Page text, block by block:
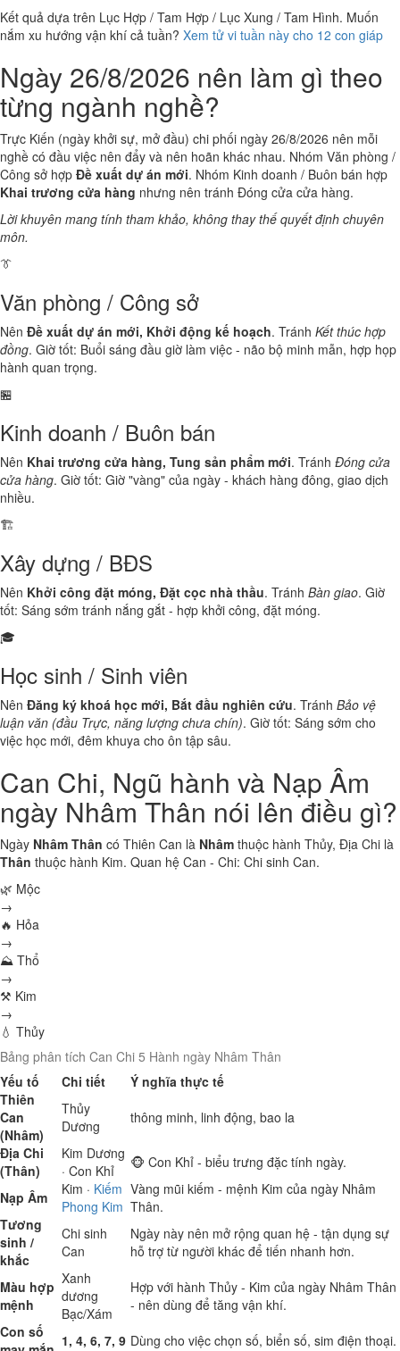
Kết quả dựa trên Lục Hợp / Tam Hợp / Lục Xung / Tam Hình. Muốn
nắm xu hướng vận khí cả tuần? Xem tử vi tuần này cho 12 con giáp
Ngày 26/8/2026 nên làm gì theo
từng ngành nghề?
Trực Kiến (ngày khởi sự, mở đầu) chi phối ngày 26/8/2026 nên mỗi
nghề có đầu việc nên đẩy và nên hoãn khác nhau. Nhóm Văn phòng /
Công sở hợp Đề xuất dự án mới. Nhóm Kinh doanh / Buôn bán hợp
Khai trương cửa hàng nhưng nên tránh Đóng cửa cửa hàng.
Lời khuyên mang tính tham khảo, không thay thế quyết định chuyên
môn.
👔
Văn phòng / Công sở
Nên Đề xuất dự án mới, Khởi động kế hoạch. Tránh Kết thúc hợp
đồng. Giờ tốt: Buổi sáng đầu giờ làm việc - não bộ minh mẫn, hợp họp
hành quan trọng.
🏪
Kinh doanh / Buôn bán
Nên Khai trương cửa hàng, Tung sản phẩm mới. Tránh Đóng cửa
cửa hàng. Giờ tốt: Giờ "vàng" của ngày - khách hàng đông, giao dịch
nhiều.
🏗️
Xây dựng / BĐS
Nên Khởi công đặt móng, Đặt cọc nhà thầu. Tránh Bàn giao. Giờ
tốt: Sáng sớm tránh nắng gắt - hợp khởi công, đặt móng.
🎓
Học sinh / Sinh viên
Nên Đăng ký khoá học mới, Bắt đầu nghiên cứu. Tránh Bảo vệ
luận văn (đầu Trực, năng lượng chưa chín). Giờ tốt: Sáng sớm cho
việc học mới, đêm khuya cho ôn tập sâu.
Can Chi, Ngũ hành và Nạp Âm
ngày Nhâm Thân nói lên điều gì?
Ngày Nhâm Thân có Thiên Can là Nhâm thuộc hành Thủy, Địa Chi là
Thân thuộc hành Kim. Quan hệ Can - Chi: Chi sinh Can.
🌿 Mộc
→
🔥 Hỏa
→
⛰ Thổ
→
⚒ Kim
→
💧 Thủy
Bảng phân tích Can Chi 5 Hành ngày Nhâm Thân
Yếu tố
Chi tiết
Ý nghĩa thực tế
Thiên
Can
(Nhâm)
Thủy
Dương
thông minh, linh động, bao la
Địa Chi
(Thân)
Kim Dương
· Con Khỉ
🐵 Con Khỉ - biểu trưng đặc tính ngày.
Nạp Âm
Kim · Kiếm
Phong Kim
Vàng mũi kiếm - mệnh Kim của ngày Nhâm
Thân.
Tương
sinh /
khắc
Chi sinh
Can
Ngày này nên mở rộng quan hệ - tận dụng sự
hỗ trợ từ người khác để tiến nhanh hơn.
Màu hợp
mệnh
Xanh
dương
Bạc/Xám
Hợp với hành Thủy - Kim của ngày Nhâm Thân
- nên dùng để tăng vận khí.
Con số
1, 4, 6, 7, 9 Dùng cho việc chọn số, biển số, sim điện thoại.